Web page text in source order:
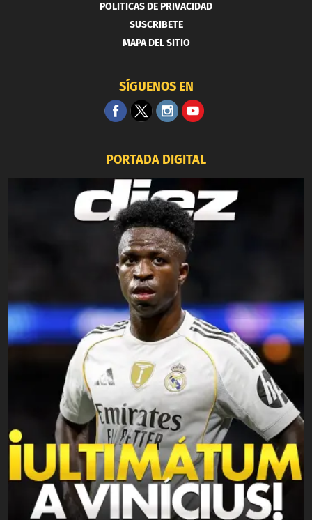
POLITICAS DE PRIVACIDAD
SUSCRIBETE
MAPA DEL SITIO
SÍGUENOS EN
PORTADA DIGITAL